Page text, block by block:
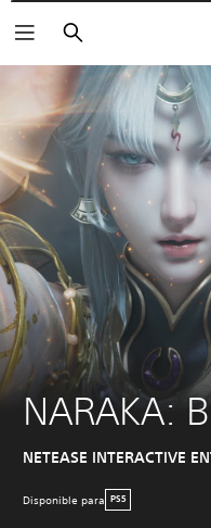
Buscar
NARAKA:
NETEASE INTERACTIVE
Disponible para PS5